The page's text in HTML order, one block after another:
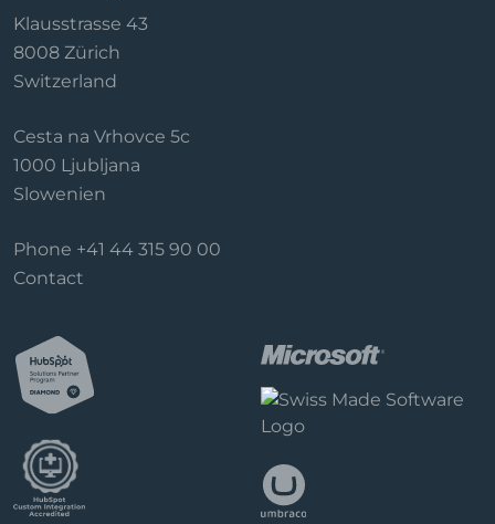
Klausstrasse 43
8008 Zürich
Switzerland
Cesta na Vrhovce 5c
1000 Ljubljana
Slowenien
Phone +41 44 315 90 00
Contact